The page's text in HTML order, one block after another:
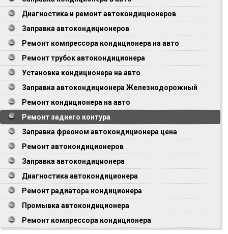
Диагностика и ремонт автокондиционеров
Заправка автокондиционеров
Ремонт компрессора кондиционера на авто
Ремонт трубок автокондиционера
Установка кондиционера на авто
Заправка автокондиционера Железнодорожный
Ремонт кондиционера на авто
Ремонт заднего контура
Заправка фреоном автокондиционера цена
Ремонт автокондиционеров
Заправка автокондиционера
Диагностика автокондиционера
Ремонт радиатора кондиционера
Промывка автокондиционера
Ремонт компрессора кондиционера